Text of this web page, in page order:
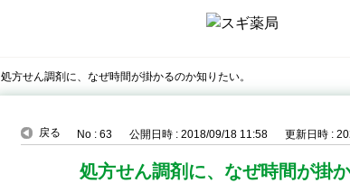
処方せん調剤に、なぜ時間が掛かるのか知りたい。
戻る No : 63 公開日時 : 2018/09/18 11:58 更新日時 :
処方せん調剤に、なぜ時間が掛